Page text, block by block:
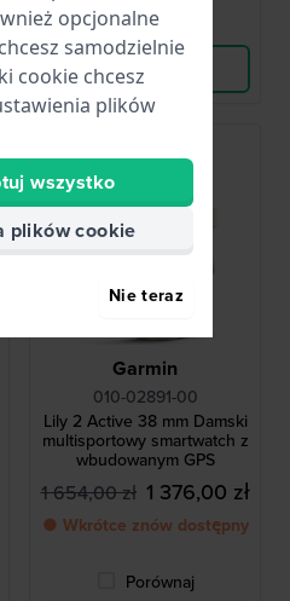
Porównaj
Wyświetl produkt
Garmin
010-02891-00
Lily 2 Active 38 mm Damski
multisportowy smartwatch z
wbudowanym GPS
1 654,00 zł 1 376,00 zł
● Wkrótce znów dostępny
Porównaj
opcjonalne
samodzielnie
cookie chcesz
plików
wszystko
plików cookie
Nie teraz